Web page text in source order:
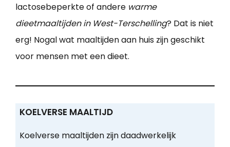
lactosebeperkte of andere warme
dieetmaaltijden in West-Terschelling? Dat is niet
erg! Nogal wat maaltijden aan huis zijn geschikt
voor mensen met een dieet.
KOELVERSE MAALTIJD
Koelverse maaltijden zijn daadwerkelijk